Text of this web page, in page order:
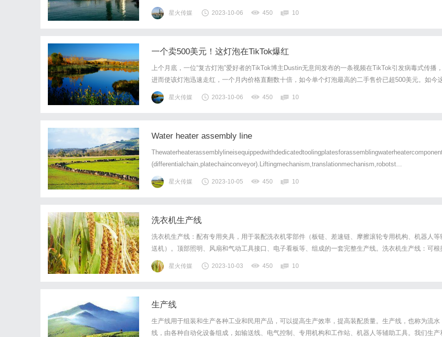
辑以及社群电商趋势。社群电商模型：TikTok独有无限循环购物路径TikTok社群电商指以TikTok全球十
月活社群消费者为核心，依...
星火传媒 2023-10-06 450 10
一个卖500美元！这灯泡在TikTok爆红
上个月底，一位“复古灯泡”爱好者的TikTok博主Dustin无意间发布的一条视频在TikTok引发病毒式传播，
进而使该灯泡迅速走红，一个月内价格直翻数十倍，如今单个灯泡最高的二手售价已超500美元。如今
款几乎要被遗忘在历史长河中的“复古钨丝灯泡”，在TikTok上正重新迸发出一股强大的需求商机。1播放
千万，“aerolux灯泡”走红TikTok今年8月...
星火传媒 2023-10-06 450 10
Water heater assembly line
(differentialchain,platechainconveyor).Liftingmechanism,translationmechanism,robotst...
星火传媒 2023-10-05 450 10
洗衣机生产线
洗衣机生产线：配有专用夹具，用于装配洗衣机零部件（板链、差速链、摩擦滚轮专用机构、机器人等
送机）。顶部照明、风扇和气动工具接口、电子看板等、组成的一套完整生产线。洗衣机生产线：可根
客户需求定制。欢迎来电咨询，定制各种规格的智能设备。专业的技术人员为您提供高质量的产品和服
务，可根据客户要求进行定制。我们专门提供各种洗衣机生产线。洗衣机生产线的特点：它承载的...
星火传媒 2023-10-03 450 10
生产线
生产线用于组装和生产各种工业和民用产品，可以提高生产效率，提高装配质量。生产线，也称为流水
线，由各种自动化设备组成，如输送线、电气控制、专用机构和工作站、机器人等辅助工具。我们生产